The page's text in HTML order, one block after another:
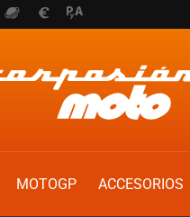
MOTOGP ACCESORIOS